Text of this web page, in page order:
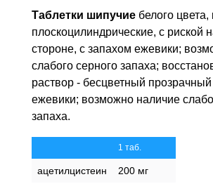
Таблетки шипучие белого цвета,
плоскоцилиндрические, с риской
стороне, с запахом ежевики;
слабого серного запаха;
раствор - бесцветный
ежевики; возможно наличие
запаха.
1 таб.
ацетилцистеин 200 мг